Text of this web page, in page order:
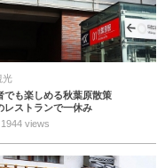
光
でも楽しめる秋葉原散策
レストランで一休み
views